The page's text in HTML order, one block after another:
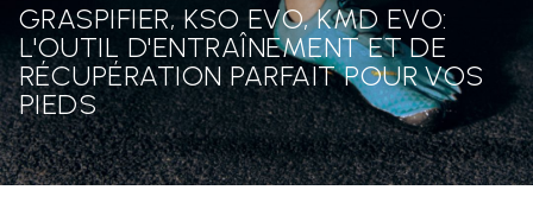
GRASPIFIER, KSO EVO, KMD EVO:
L'OUTIL D'ENTRAÎNEMENT ET DE
RÉCUPÉRATION PARFAIT POUR VOS
PIEDS